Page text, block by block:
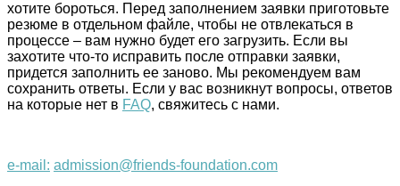
хотите бороться. Перед заполнением заявки приготовьте
резюме в отдельном файле, чтобы не отвлекаться в
процессе – вам нужно будет его загрузить. Если вы
захотите что-то исправить после отправки заявки,
придется заполнить ее заново. Мы рекомендуем вам
сохранить ответы. Если у вас возникнут вопросы, ответов
на которые нет в FAQ, свяжитесь с нами.
e-mail: admission@friends-foundation.com